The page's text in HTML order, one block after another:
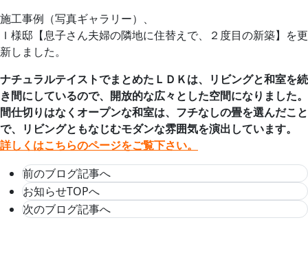
施工事例（写真ギャラリー）、
Ｉ様邸【息子さん夫婦の隣地に住替えで、２度目の新築】を更
新しました。
ナチュラルテイストでまとめたＬＤＫは、リビングと和室を続
き間にしているので、開放的な広々とした空間になりました。
間仕切りはなくオープンな和室は、フチなしの畳を選んだこと
で、リビングともなじむモダンな雰囲気を演出しています。
詳しくはこちらのページをご覧下さい。
前のブログ記事へ
お知らせTOPへ
次のブログ記事へ